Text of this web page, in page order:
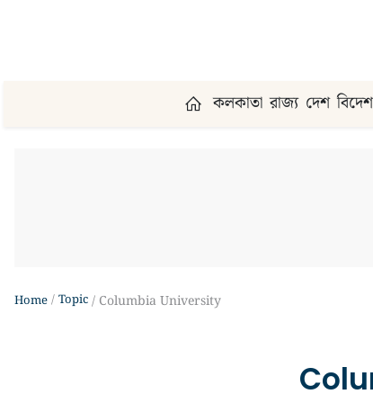
কলকাতা রাজ্য দেশ বিদেশ
Home Topic Columbia University